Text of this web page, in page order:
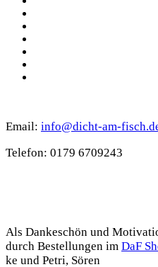
Email: info@dicht-am-
Tele­fon: 0179 6709243
Als Dan­ke­schön und
durch Bestel­lun­gen im DaF
ke und Petri, Sören